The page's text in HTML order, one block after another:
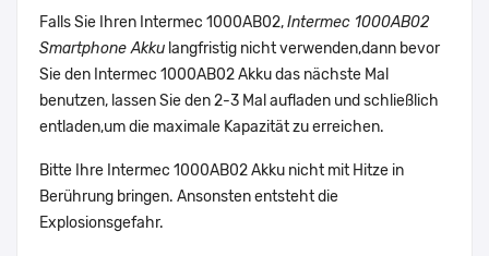
Falls Sie Ihren Intermec 1000AB02,Intermec 1000AB02
Smartphone Akku langfristig nicht verwenden,dann bevor
Sie den Intermec 1000AB02 Akku das nächste Mal
benutzen, lassen Sie den 2-3 Mal aufladen und schließlich
entladen,um die maximale Kapazität zu erreichen.
Bitte Ihre Intermec 1000AB02 Akku nicht mit Hitze in
Berührung bringen. Ansonsten entsteht die
Explosionsgefahr.